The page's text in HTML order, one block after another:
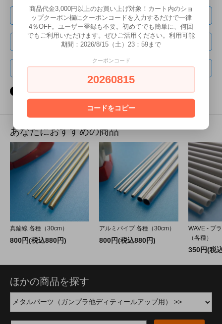
この商品を友達に教える
この商品について問い合わせる
返品について
あなたにおすすめの商品
真鍮線 各種（30cm）
800円(税込880円)
アルミパイプ 各種（30cm）
800円(税込880円)
WAVE - プ
（各種）
350円(税
ほかの商品を探す
商品代金3,000円以上のお買い上げ対象！カート内のショ
ップクーポン欄にクーポンコードを入力するだけで一律
4％OFF。ユーザー登録も不要。初めてでも簡単に、何回
でもご利用いただけます。ぜひご活用ください。利用可能
期間：2026/8/15（土）23：59まで
クーポンコード
20260815
コードをコピー